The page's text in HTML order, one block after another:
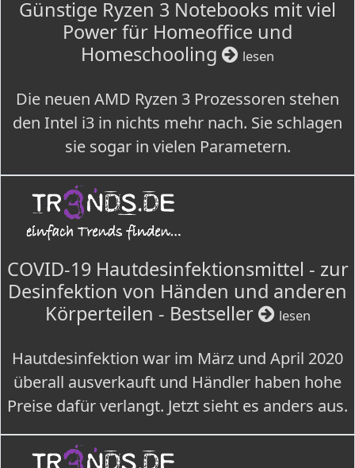
Günstige Ryzen 3 Notebooks mit viel
Power für Homeoffice und
Homeschooling
lesen
Die neuen AMD Ryzen 3 Prozessoren stehen
den Intel i3 in nichts mehr nach. Sie schlagen
sie sogar in vielen Parametern.
COVID-19 Hautdesinfektionsmittel - zur
Desinfektion von Händen und anderen
Körperteilen - Bestseller
lesen
Hautdesinfektion war im März und April 2020
überall ausverkauft und Händler haben hohe
Preise dafür verlangt. Jetzt sieht es anders aus.